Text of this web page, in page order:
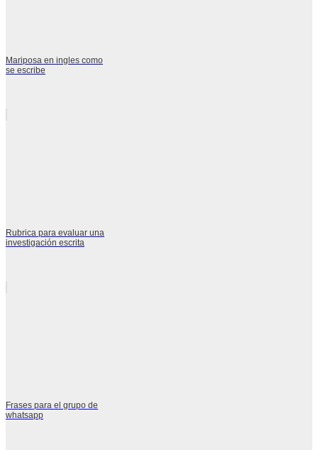
Mariposa en ingles como
se escribe
Rubrica para evaluar una
investigación escrita
Frases para el grupo de
whatsapp